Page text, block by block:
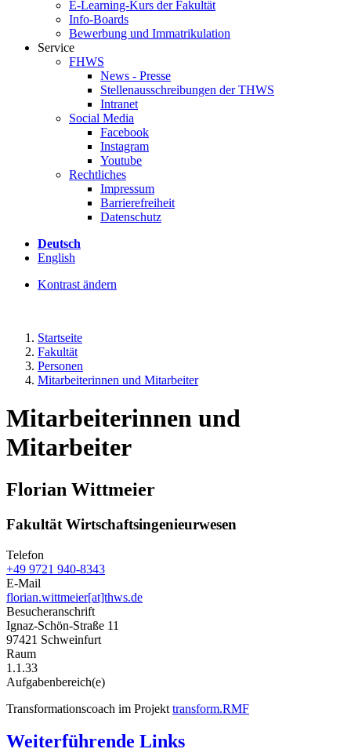
E-Learning-Kurs der Fakultät
Info-Boards
Bewerbung und Immatrikulation
Service
FHWS
News - Presse
Stellenausschreibungen der THWS
Intranet
Social Media
Facebook
Instagram
Youtube
Rechtliches
Impressum
Barrierefreiheit
Datenschutz
Deutsch
English
Kontrast ändern
Startseite
Fakultät
Personen
Mitarbeiterinnen und Mitarbeiter
Mitarbeiterinnen und
Mitarbeiter
Florian Wittmeier
Fakultät Wirtschaftsingenieurwesen
Telefon
+49 9721 940-8343
E-Mail
florian.wittmeier[at]thws.de
Besucheranschrift
Ignaz-Schön-Straße 11
97421 Schweinfurt
Raum
1.1.33
Aufgabenbereich(e)
Transformationscoach im Projekt transform.RMF
Weiterführende Links